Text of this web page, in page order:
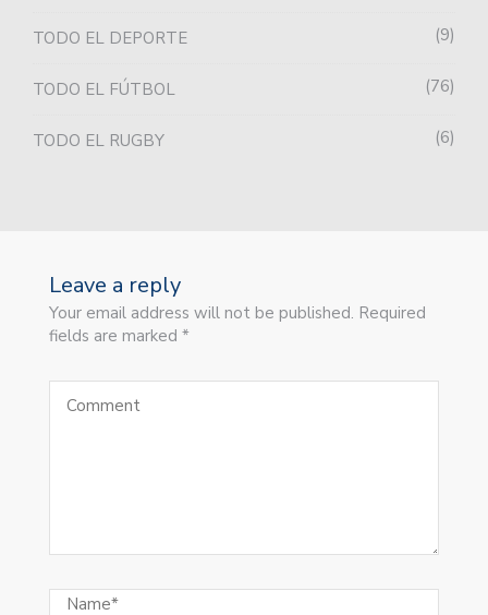
TODO EL DEPORTE 9
TODO EL FÚTBOL 76
TODO EL RUGBY 6
Leave a reply
Your email address will not be published. Required
fields are marked *